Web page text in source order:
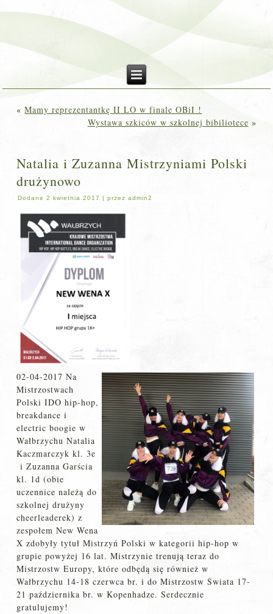
«Mamy reprezentantkę II LO w finale OBiI !
Wystawa szkiców w szkolnej bibiliotece »
Natalia i Zuzanna Mistrzyniami Polski
drużynowo
Dodane 2 kwietnia 2017 |przez admin2
02-04-2017 Na
Mistrzostwach
Polski IDO hip-hop,
breakdance i
electric boogie w
Wałbrzychu Natalia
Kaczmarczyk kl. 3e
i Zuzanna Garścia
kl. 1d (obie
uczennice należą do
szkolnej drużyny
cheerleaderek) z
zespołem New Wena
X zdobyły tytuł Mistrzyń Polski w kategorii hip-hop w
grupie powyżej 16 lat. Mistrzynie trenują teraz do
Mistrzostw Europy, które odbędą się również w
Wałbrzychu 14-18 czerwca br. i do Mistrzostw Świata 17-
21 października br. w Kopenhadze. Serdecznie
gratulujemy!